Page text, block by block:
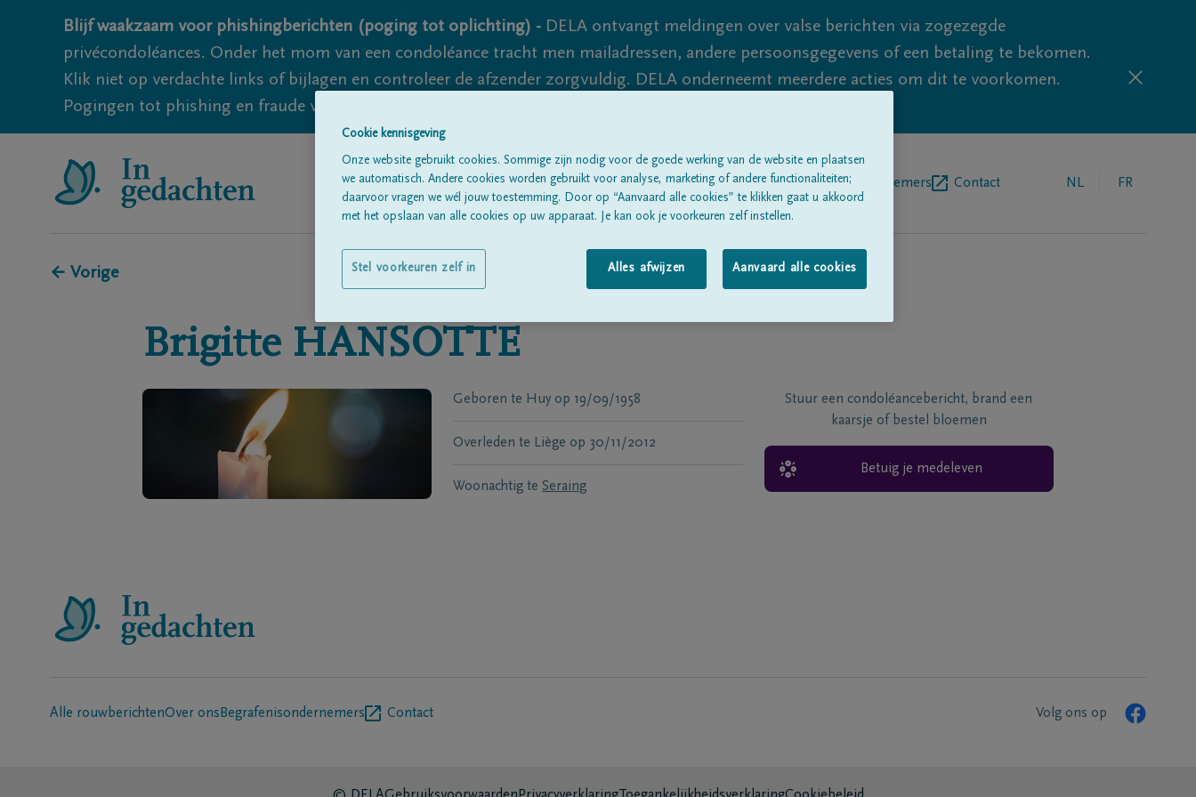
Blijf waakzaam voor phishingberichten (poging tot oplichting) - DELA ontvangt meldingen over valse berichten via zogezegde
privécondoléances. Onder het mom van een condoléance tracht men mailadressen, andere persoonsgegevens of een betaling te bekomen.
Klik niet op verdachte links of bijlagen en controleer de afzender zorgvuldig. DELA onderneemt meerdere acties om dit te voorkomen.
Pogingen tot phishing en fraude vallen echter nooit volledig uit te sluiten, dus blijf waakzaam.
Alle rouwberichten Over onsBegrafenisondernemers Contact NL FR
← Vorige
Brigitte HANSOTTE
Geboren te Huy op 19/09/1958
Overleden te Liège op 30/11/2012
Woonachtig te Seraing
Stuur een condoléancebericht, brand een
kaarsje of bestel bloemen
Betuig je medeleven
Alle rouwberichtenOver ons Begrafenisondernemers Contact Volg ons op
Cookie kennisgeving
Onze website gebruikt cookies. Sommige zijn nodig voor de goede werking van de website en plaatsen
we automatisch. Andere cookies worden gebruikt voor analyse, marketing of andere functionaliteiten;
daarvoor vragen we wél jouw toestemming. Door op “Aanvaard alle cookies” te klikken gaat u akkoord
met het opslaan van alle cookies op uw apparaat. Je kan ook je voorkeuren zelf instellen.
Alles afwijzen Aanvaard alle cookies
Stel voorkeuren zelf in